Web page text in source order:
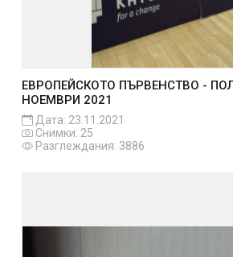
ЕВРОПЕЙСКОТО ПЪРВЕНСТВО -
НОЕМВРИ 2021
Дата: 23.11.2021
Снимки: 25
Разглеждания: 3886